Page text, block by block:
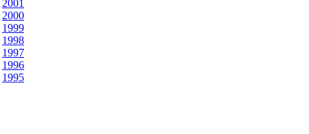
2001
2000
1999
1998
1997
1996
1995